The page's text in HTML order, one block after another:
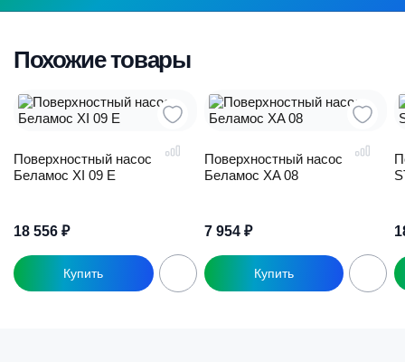
Похожие товары
Поверхностный насос
Беламос XI 09 E
18 556 ₽
Поверхностный насос
Беламос XA 08
7 954 ₽